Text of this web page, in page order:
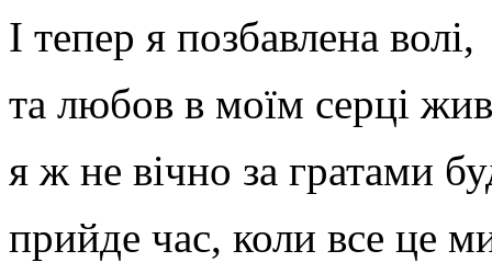
І тепер я позбавлена волі,
та любов в моїм серці
я ж не вічно за гратами
прийде час, коли все це